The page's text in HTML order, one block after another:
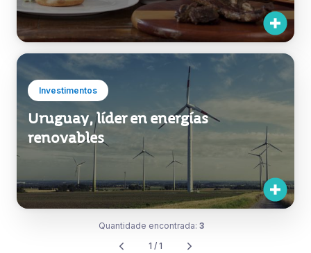
Investimentos
Uruguay, líder en energías
renovables
Quantidade encontrada: 3
1 / 1